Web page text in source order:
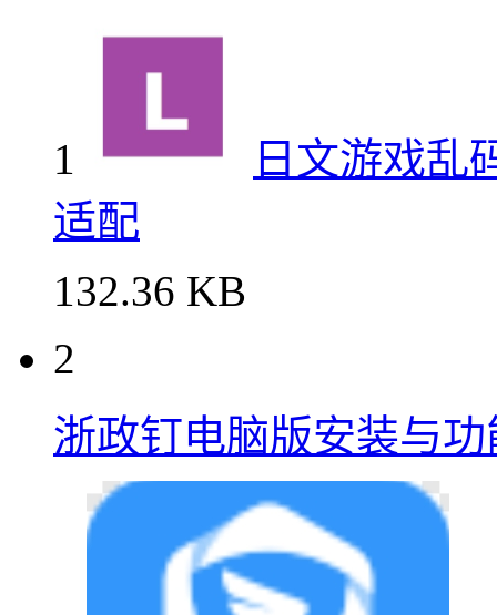
1
日文游戏乱
适配
132.36 KB
2
浙政钉电脑版安装与